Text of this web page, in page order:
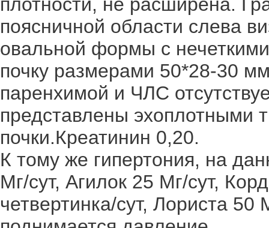
поясничной области слева
овальной формы с
почку размерами 50*28-30
паренхимой и ЧЛС
представлены эхоплотными
почки.Креатинин 0,20.
К тому же гипертония, на
Мг/сут, Агилок 25 Мг/сут,
четвертинка/сут, Лориста